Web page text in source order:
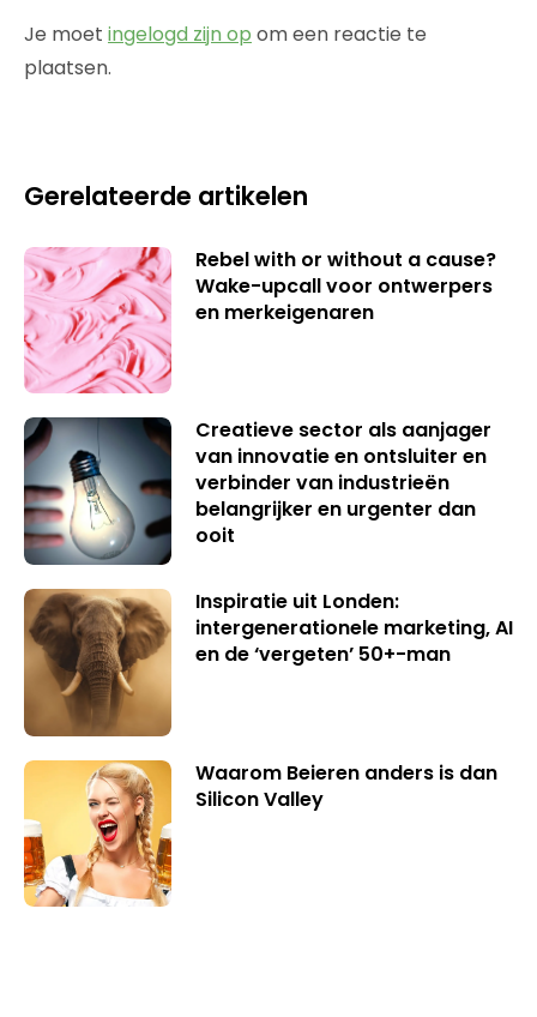
Je moet ingelogd zijn op om een reactie te
plaatsen.
Gerelateerde artikelen
Rebel with or without a cause?
Wake-upcall voor ontwerpers
en merkeigenaren
Creatieve sector als aanjager
van innovatie en ontsluiter en
verbinder van industrieën
belangrijker en urgenter dan
ooit
Inspiratie uit Londen:
intergenerationele marketing, AI
en de ‘vergeten’ 50+-man
Waarom Beieren anders is dan
Silicon Valley